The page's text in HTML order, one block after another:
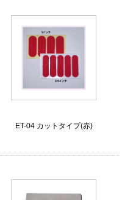
ET-04 カットタイプ(赤)